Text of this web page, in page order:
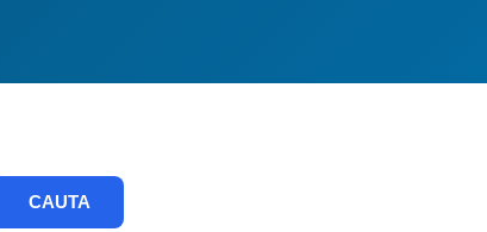
CAUTA